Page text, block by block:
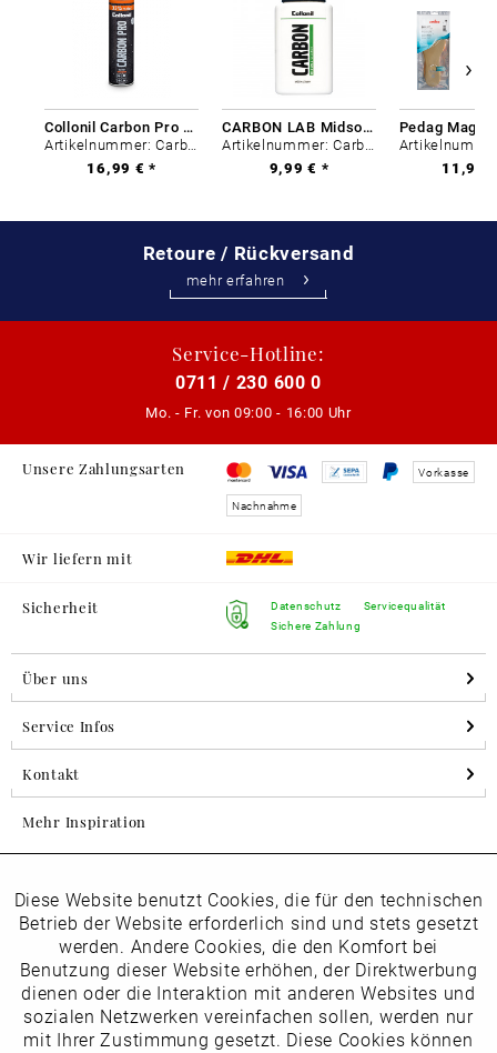
Collonil Carbon Pro 400 ml
Artikelnummer: Carbon-0
16,99 € *
CARBON LAB Midsole Cleaner
Artikelnummer: Carbon-0
9,99 € *
11,99
Retoure / Rückversand
mehr erfahren
Service-Hotline:
0711 / 230 600 0
Mo. - Fr. von 09:00 - 16:00 Uhr
Unsere Zahlungsarten Vorkasse
Nachnahme
Wir liefern mit
Sicherheit
Datenschutz
Sichere Zahlung
Servicequalität
Über uns
Service Infos
Kontakt
Mehr Inspiration
Folgen Sie uns auf Instagram
horsch_schuhe
Newsletter
Funktionale Aktiv
Marketing Inaktiv
Tracking Inaktiv
Diese Website benutzt Cookies, die für den technischen
Betrieb der Website erforderlich sind und stets gesetzt
werden. Andere Cookies, die den Komfort bei
Benutzung dieser Website erhöhen, der Direktwerbung
dienen oder die Interaktion mit anderen Websites und
sozialen Netzwerken vereinfachen sollen, werden nur
mit Ihrer Zustimmung gesetzt. Diese Cookies können